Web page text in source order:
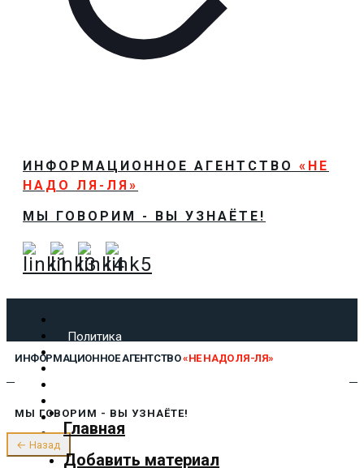
ИНФОРМАЦИОННОЕ АГЕНТСТВО «НЕ
НАДО ЛЯ-ЛЯ»
МЫ ГОВОРИМ - ВЫ УЗНАЁТЕ!
Политика
Экономика
Культура
Предложить новость
О нас
ИНФОРМАЦИОННОЕ АГЕНТСТВО«НЕ НАДО ЛЯ-ЛЯ»
Главная
Добавить материал
МЫ ГОВОРИМ - ВЫ УЗНАЁТЕ!
← Назад